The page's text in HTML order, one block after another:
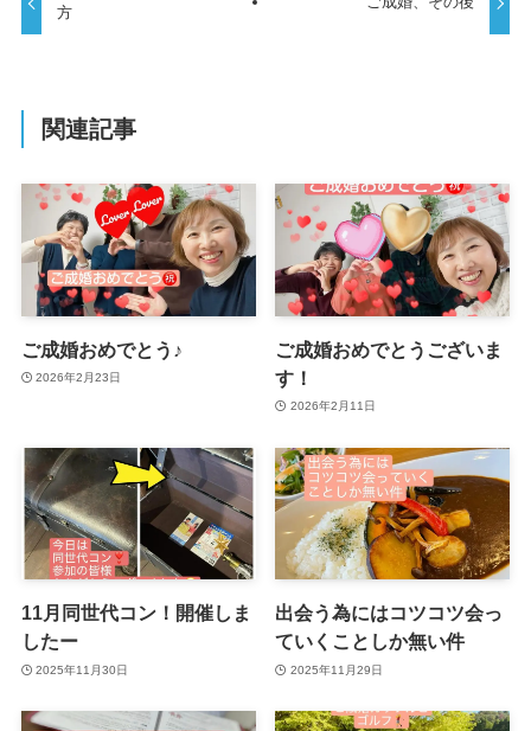
方
関連記事
ご成婚おめでとう♪
2026年2月23日
ご成婚おめでとうございま
す！
2026年2月11日
11月同世代コン！開催しま
したー
2025年11月30日
出会う為にはコツコツ会っ
ていくことしか無い件
2025年11月29日